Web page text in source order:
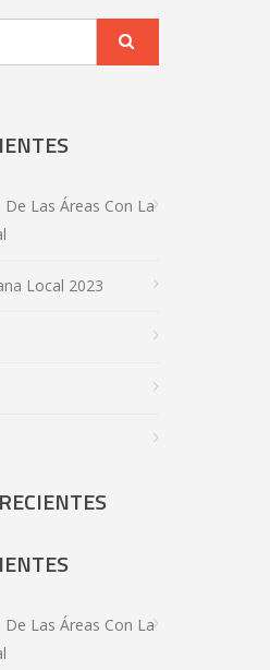
Las Áreas Con La
Local 2023
Las Áreas Con La